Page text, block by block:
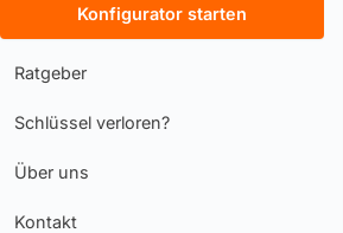
Konfigurator starten
Ratgeber
Schlüssel verloren?
Über uns
Kontakt